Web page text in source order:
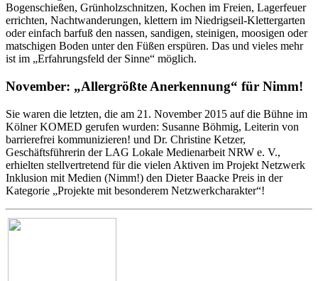
Bogenschießen, Grünholzschnitzen, Kochen im Freien, Lagerfeuer
errichten, Nachtwanderungen, klettern im Niedrigseil-Klettergarten
oder einfach barfuß den nassen, sandigen, steinigen, moosigen oder
matschigen Boden unter den Füßen erspüren. Das und vieles mehr
ist im „Erfahrungsfeld der Sinne“ möglich.
November: „Allergrößte Anerkennung“ für Nimm!
Sie waren die letzten, die am 21. November 2015 auf die Bühne im
Kölner KOMED gerufen wurden: Susanne Böhmig, Leiterin von
barrierefrei kommunizieren! und Dr. Christine Ketzer,
Geschäftsführerin der LAG Lokale Medienarbeit NRW e. V.,
erhielten stellvertretend für die vielen Aktiven im Projekt Netzwerk
Inklusion mit Medien (Nimm!) den Dieter Baacke Preis in der
Kategorie „Projekte mit besonderem Netzwerkcharakter“!